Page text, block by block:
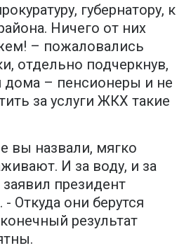
губернатору, к
Ничего от них
– пожаловались
отдельно подчеркнув,
дома – пенсионеры и не
за услуги ЖКХ такие
вы назвали, мягко
И за воду, и за
президент
Откуда они берутся
результат